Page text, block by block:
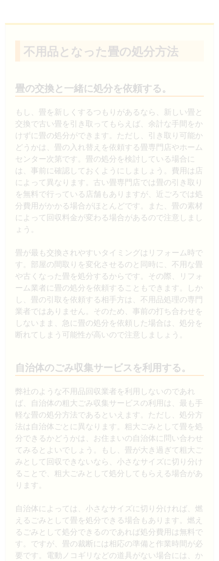
不用品となった畳の処分方法
畳の交換と一緒に処分を依頼する。
もし、畳を新しくするつもりがあるなら、新しい畳と
交換で古い畳を引き取ってもらえば、余計な手間をか
けずに畳の処分ができます。ただし、引き取り可能か
どうかは、畳の入れ替えを依頼する畳専門店やホーム
センター次第です。畳の処分を検討している場合に
は、事前に確認しておくようにしましょう。費用は店
によって異なります。古い畳専門店では畳の引き取り
を無料で行っている店舗もありますが、近ごろでは処
分費用がかかる場合がほとんどです。また、畳の素材
によって回収料金が変わる場合があるので注意しまし
ょう。
畳が最も交換されやすいタイミングはリフォーム時で
す。部屋の間取りを変化させるのと同時に、不用な畳
や古くなった畳を処分するからです。その際、リフォ
ーム業者に畳の処分を依頼することもできます。しか
し、畳の引取を依頼する相手方は、不用品処理の専門
業者ではありません。そのため、事前の打ち合わせを
しないまま、急に畳の処分を依頼した場合は、処分を
断れてしまう可能性が高いので注意しましょう。
自治体のごみ収集サービスを利用する。
弊社のような不用品回収業者を利用しないのであれ
ば、自治体の粗大ごみ収集サービスの利用は、最も手
軽な畳の処分方法であるといえます。ただし、処分方
法は自治体ごとに異なります。粗大ごみとして畳を処
分できるかどうかは、お住まいの自治体に問い合わせ
てみるとよいでしょう。もし、畳が大き過ぎて粗大ご
みとして回収できないなら、小さなサイズに切り分け
ることで、粗大ごみとして処分してもらえる場合があ
ります。
自治体によっては、小さなサイズに切り分ければ、燃
えるごみとして畳を処分できる場合もあります。燃え
るごみとして処分できるのであれば処分費用は無料で
す。ですが、畳の裁断には相応の準備と作業時間が必
要です。電動ノコギリなどの道具がない場合には、か